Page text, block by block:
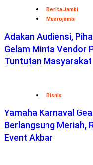
Berita Jambi
Muarojambi
Adakan Audiensi,
Gelam Minta Vendor
Tuntutan Masyarakat
Bisnis
Yamaha Karnaval
Berlangsung Meriah,
Event Akbar